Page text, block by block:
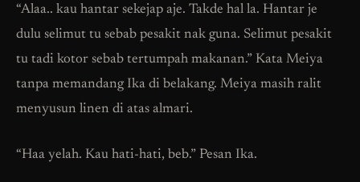
“Alaa.. kau hantar sekejap aje. Takde hal la. Hantar je
dulu selimut tu sebab pesakit nak guna. Selimut pesakit
tu tadi kotor sebab tertumpah makanan.” Kata Meiya
tanpa memandang Ika di belakang. Meiya masih ralit
menyusun linen di atas almari.
“Haa yelah. Kau hati-hati, beb.” Pesan Ika.